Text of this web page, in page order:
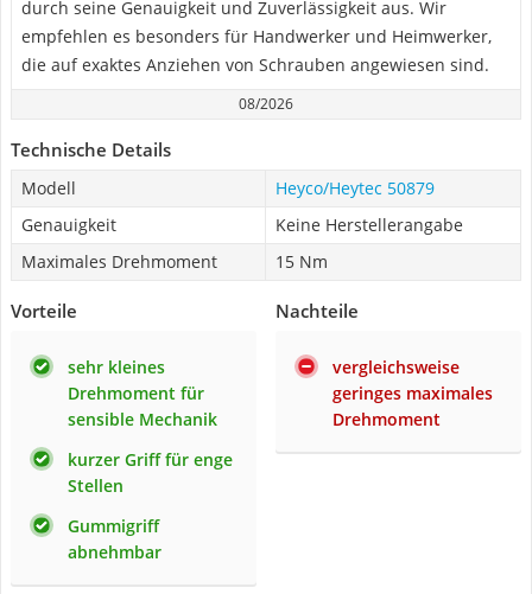
durch seine Genauigkeit und Zuverlässigkeit aus. Wir
empfehlen es besonders für Handwerker und Heimwerker,
die auf exaktes Anziehen von Schrauben angewiesen sind.
08/2026
Technische Details
Modell
Heyco/Heytec 50879
Genauigkeit
Keine Herstellerangabe
Maximales Drehmoment
15 Nm
Vorteile
sehr kleines
Drehmoment für
sensible Mechanik
kurzer Griff für enge
Stellen
Gummigriff
abnehmbar
Nachteile
vergleichsweise
geringes maximales
Drehmoment